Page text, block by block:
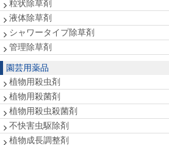
粒状除草剤
液体除草剤
シャワータイプ除草剤
管理除草剤
園芸用薬品
植物用殺虫剤
植物用殺菌剤
植物用殺虫殺菌剤
不快害虫駆除剤
植物成長調整剤